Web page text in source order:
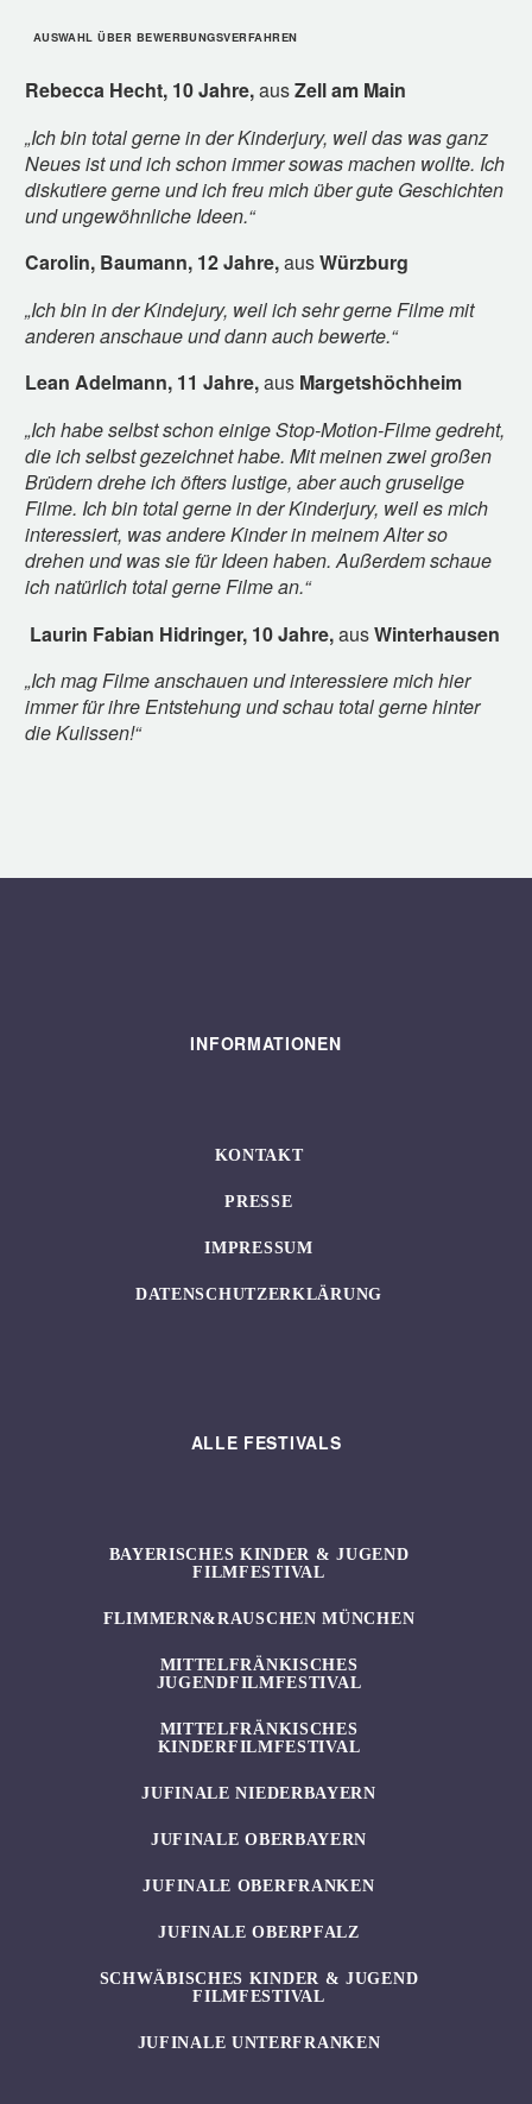
AUSWAHL ÜBER BEWERBUNGSVERFAHREN
Rebecca Hecht, 10 Jahre,ausZell am Main
„Ich bin total gerne in der Kinderjury, weil das was ganz
Neues ist und ich schon immer sowas machen wollte. Ich
diskutiere gerne und ich freu mich über gute Geschichten
und ungewöhnliche Ideen.“
Carolin, Baumann, 12 Jahre,ausWürzburg
„Ich bin in der Kindejury, weil ich sehr gerne Filme mit
anderen anschaue und dann auch bewerte.“
Lean Adelmann, 11 Jahre,aus Margetshöchheim
„Ich habe selbst schon einige Stop-Motion-Filme gedreht,
die ich selbst gezeichnet habe. Mit meinen zwei großen
Brüdern drehe ich öfters lustige, aber auch gruselige
Filme. Ich bin total gerne in der Kinderjury, weil es mich
interessiert, was andere Kinder in meinem Alter so
drehen und was sie für Ideen haben. Außerdem schaue
ich natürlich total gerne Filme an.“
Laurin Fabian Hidringer, 10 Jahre,ausWinterhausen
„Ich mag Filme anschauen und interessiere mich hier
immer für ihre Entstehung und schau total gerne hinter
die Kulissen!“
INFORMATIONEN
KONTAKT
PRESSE
IMPRESSUM
DATENSCHUTZERKLÄRUNG
ALLE FESTIVALS
BAYERISCHES KINDER & JUGEND
FILMFESTIVAL
FLIMMERN&RAUSCHEN MÜNCHEN
MITTELFRÄNKISCHES
JUGENDFILMFESTIVAL
MITTELFRÄNKISCHES
KINDERFILMFESTIVAL
JUFINALE NIEDERBAYERN
JUFINALE OBERBAYERN
JUFINALE OBERFRANKEN
JUFINALE OBERPFALZ
SCHWÄBISCHES KINDER & JUGEND
FILMFESTIVAL
JUFINALE UNTERFRANKEN